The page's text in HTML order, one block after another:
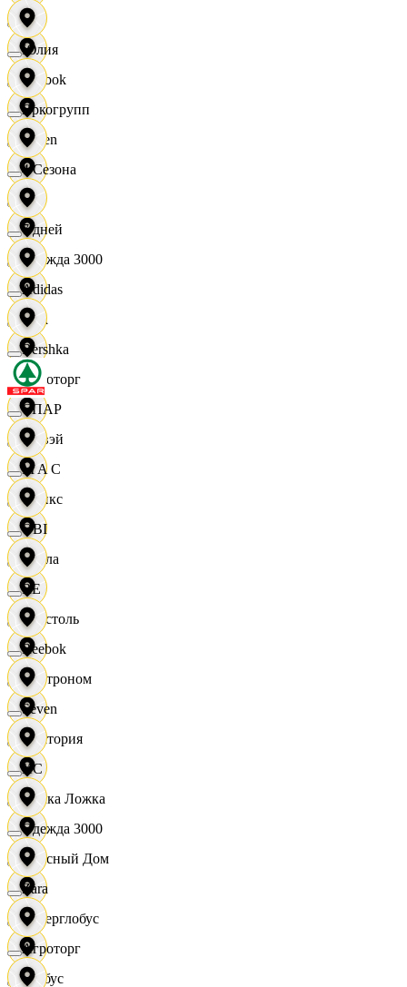
RE
Reebok
Seven
XC
Одежда 3000
Zara
Агроторг
Амвэй
Аникс
Билла
Бристоль
Быстроном
Виктория
Вилка Ложка
Вкусный Дом
Гиперглобус
Глобус
Юлия
Яркогрупп
4 Сезона
7 дней
Adidas
Bershka
СПАР
M A C
OBI
RE
Reebok
Seven
XC
Одежда 3000
Zara
Агроторг